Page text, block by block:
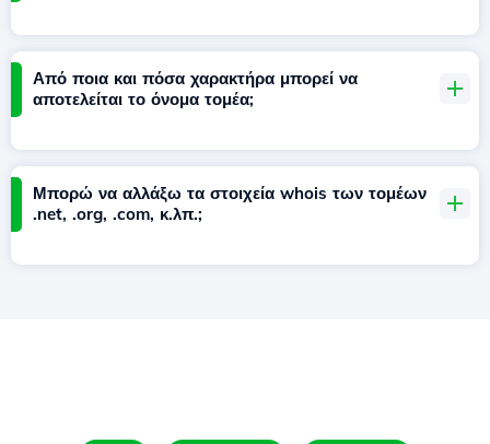
Από ποια και πόσα χαρακτήρα μπορεί να
αποτελείται το όνομα τομέα;
Μπορώ να αλλάξω τα στοιχεία whois των τομέων
.net, .org, .com, κ.λπ.;